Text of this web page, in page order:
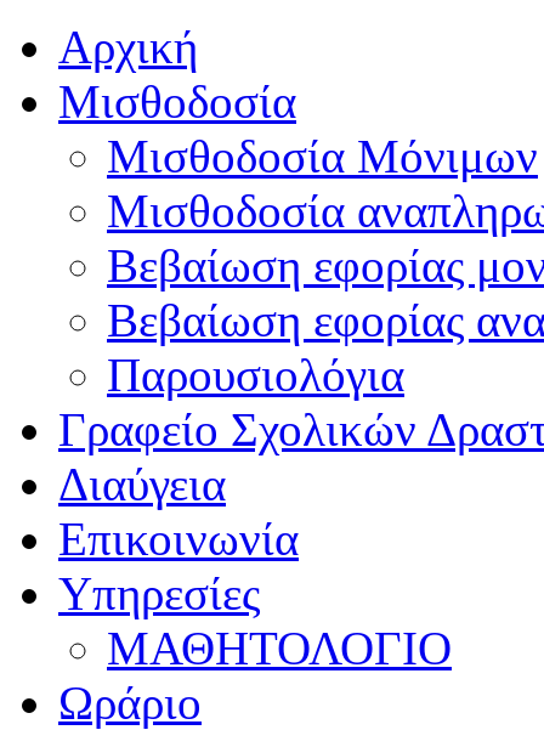
Αρχική
Μισθοδοσία
Μισθοδοσία Μόνιμων
Μισθοδοσία
Βεβαίωση εφορίας
Βεβαίωση εφορίας
Παρουσιολόγια
Γραφείο Σχολικών
Διαύγεια
Επικοινωνία
Υπηρεσίες
ΜΑΘΗΤΟΛΟΓΙΟ
Ωράριο